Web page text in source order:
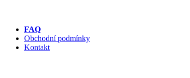
FAQ
Obchodní podmínky
Kontakt